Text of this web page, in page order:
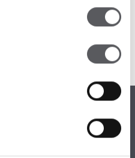
I TRONDHEIM